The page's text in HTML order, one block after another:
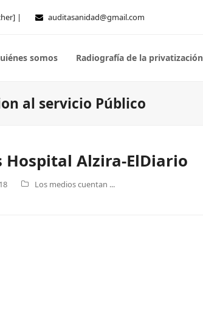
| auditasanidad@gmail.com
somos Radiografía de la privatización
al servicio Público
Hospital Alzira-ElDiario
Los medios cuentan ...